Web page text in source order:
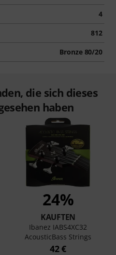
4
812
Bronze 80/20
die sich dieses
haben
24%
KAUFTEN
Ibanez IABS4XC32
AcousticBass Strings
42 €